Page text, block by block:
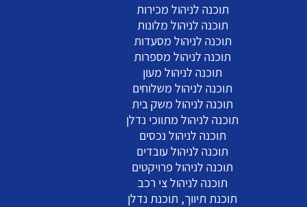
תוכנה לניהול מכירות
תוכנה לניהול מלונות
תוכנה לניהול מסעדות
תוכנה לניהול מספרות
תוכנה לניהול מעון
תוכנה לניהול משלוחים
תוכנה לניהול משק בית
תוכנה לניהול מתווכי נדלן
תוכנה לניהול נכסים
תוכנה לניהול עובדים
תוכנה לניהול פרויקטים
תוכנה לניהול צי רכב
תוכנת תיווך, תוכנת נדלן